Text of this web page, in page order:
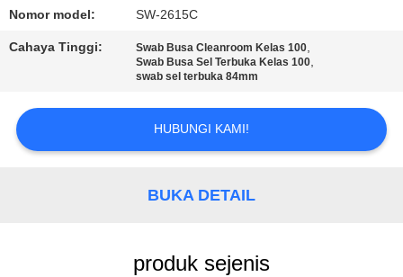
SITEMAP
PRIVACY
POLICY
Nomor model: SW-2615C
Cahaya Tinggi: Swab Busa Cleanroom Kelas 100,
Swab Busa Sel Terbuka Kelas 100,
swab sel terbuka 84mm
HUBUNGI KAMI!
BUKA DETAIL
produk sejenis